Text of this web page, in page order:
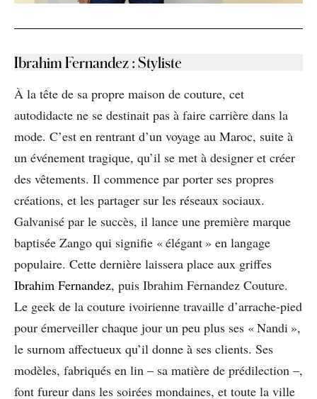
Ibrahim Fernandez : Styliste
À la tête de sa propre maison de couture, cet
autodidacte ne se destinait pas à faire carrière dans la
mode. C’est en rentrant d’un voyage au Maroc, suite à
un événement tragique, qu’il se met à designer et créer
des vêtements. Il commence par porter ses propres
créations, et les partager sur les réseaux sociaux.
Galvanisé par le succès, il lance une première marque
baptisée Zango qui signifie « élégant » en langage
populaire. Cette dernière laissera place aux griffes
Ibrahim Fernandez, puis Ibrahim Fernandez Couture.
Le geek de la couture ivoirienne travaille d’arrache-pied
pour émerveiller chaque jour un peu plus ses « Nandi »,
le surnom affectueux qu’il donne à ses clients. Ses
modèles, fabriqués en lin – sa matière de prédilection –,
font fureur dans les soirées mondaines, et toute la ville